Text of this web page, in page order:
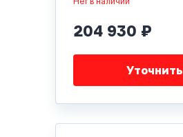
204 930 ₽
Уточнить